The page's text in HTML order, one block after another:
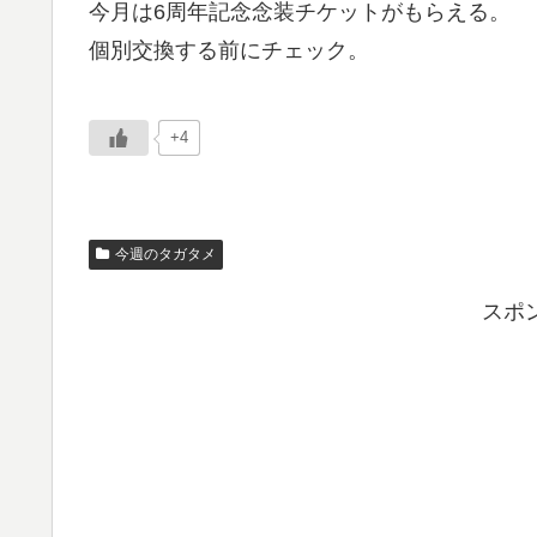
今月は6周年記念念装チケットがもらえる。
個別交換する前にチェック。
+4
今週のタガタメ
スポ